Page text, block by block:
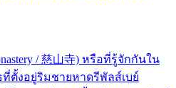
/ 慈山寺) หรือที่รู้จักกันใน
ตั้งอยู่ริมชายหาดรีพัลส์เบย์